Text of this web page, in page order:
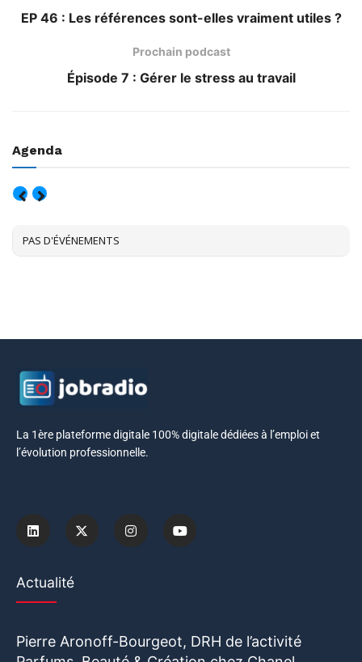
EP 46 : Les références sont-elles vraiment utiles ?
Prochain podcast
Épisode 7 : Gérer le stress au travail
Agenda
PAS D'ÉVÉNEMENTS
La 1ère plateforme digitale 100% digitale dédiées à l’emploi et
l’évolution professionnelle.
Actualité
Pierre Aronoff-Bourgeot, DRH de l’activité